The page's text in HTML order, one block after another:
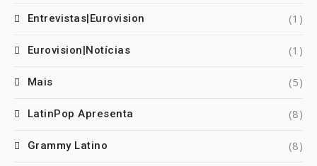
Entrevistas|Eurovision (1)
Eurovision|Notícias (1)
Mais (5)
LatinPop Apresenta (8)
Grammy Latino (8)